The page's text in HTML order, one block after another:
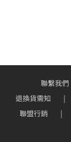
聯繫我們
退換貨需知
聯盟行銷